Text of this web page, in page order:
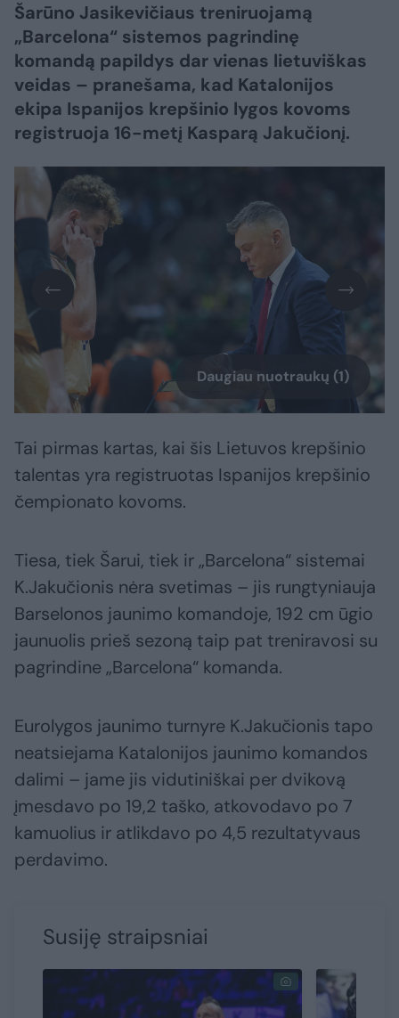
Šarūno Jasikevičiaus treniruojamą
„Barcelona“ sistemos pagrindinę
komandą papildys dar vienas lietuviškas
veidas – pranešama, kad Katalonijos
ekipa Ispanijos krepšinio lygos kovoms
registruoja 16-metį Kasparą Jakučionį.
Daugiau nuotraukų (1)
Tai pirmas kartas, kai šis Lietuvos krepšinio
talentas yra registruotas Ispanijos krepšinio
čempionato kovoms.
Tiesa, tiek Šarui, tiek ir „Barcelona“ sistemai
K.Jakučionis nėra svetimas – jis rungtyniauja
Barselonos jaunimo komandoje, 192 cm ūgio
jaunuolis prieš sezoną taip pat treniravosi su
pagrindine „Barcelona“ komanda.
Eurolygos jaunimo turnyre K.Jakučionis tapo
neatsiejama Katalonijos jaunimo komandos
dalimi – jame jis vidutiniškai per dvikovą
įmesdavo po 19,2 taško, atkovodavo po 7
kamuolius ir atlikdavo po 4,5 rezultatyvaus
perdavimo.
Susiję straipsniai